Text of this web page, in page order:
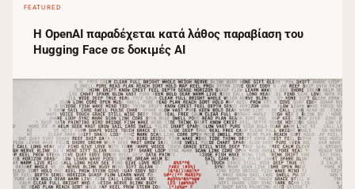
FEATURED
Η OpenAI παραδέχεται κατά λάθος παραβίαση του
Hugging Face σε δοκιμές AI